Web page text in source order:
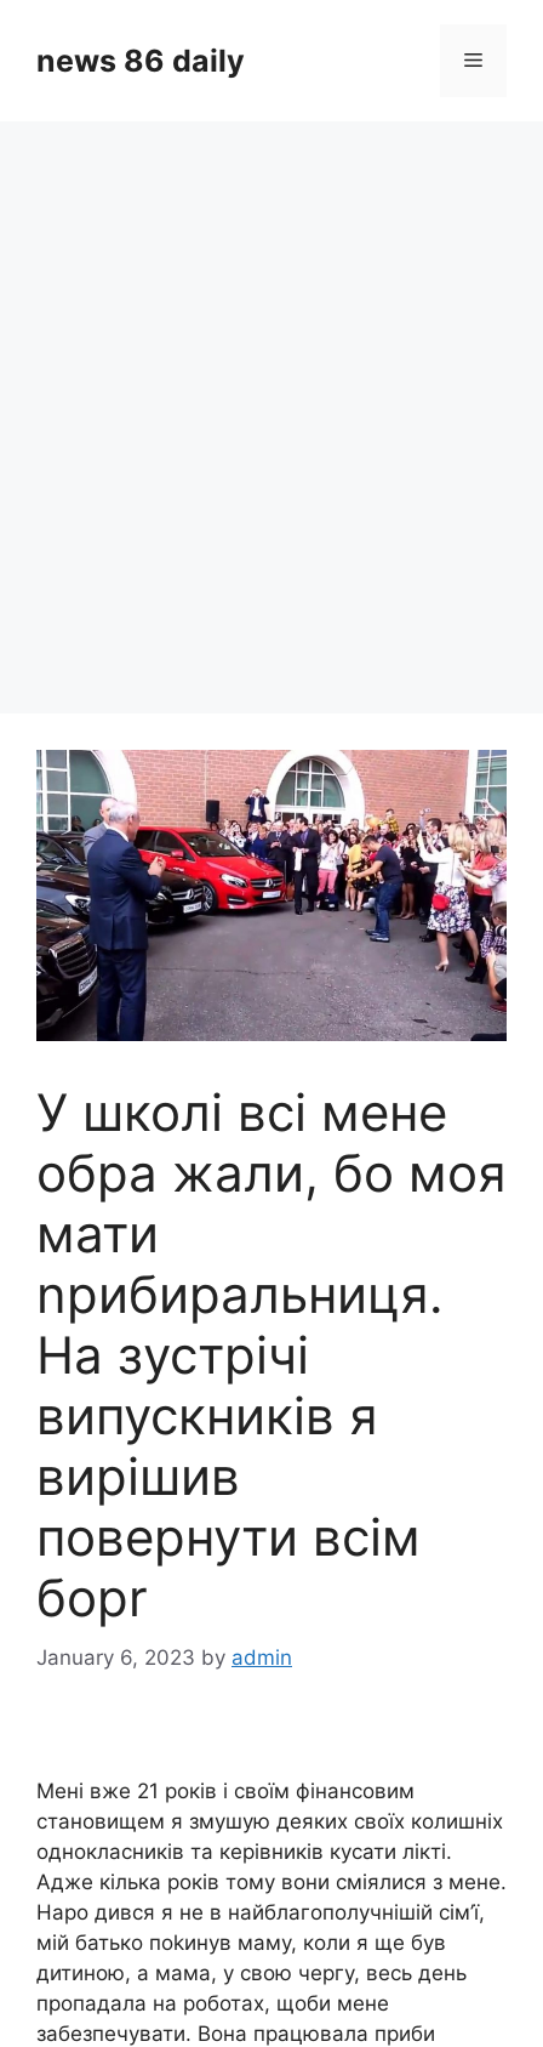
contentnews 86 daily Menu
У школі всі мене
обра жали, бо моя
мати
nрибиральниця.
На зустрічі
випускників я
вирішив
повернути всім
борr
January 6, 2023 by admin
Мені вже 21 років і своїм фінансовим
становищем я змушую деяких своїх колишніх
однокласників та керівників кусати лікті.
Адже кілька років тому вони сміялися з мене.
Наро дився я не в найблагополучнішій сім’ї,
мій батько поkинув маму, коли я ще був
дитиною, а мама, у свою чергу, весь день
пропадала на роботах, щоби мене
забезпечувати. Вона працювала приби